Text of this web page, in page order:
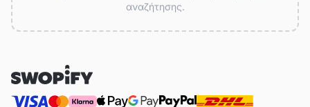
αναζήτησης.